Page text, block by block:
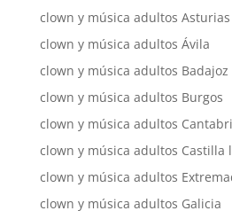
clown y música adultos Asturias
clown y música adultos Ávila
clown y música adultos Badajoz
clown y música adultos Burgos
clown y música adultos
clown y música adultos Castilla
clown y música adultos
clown y música adultos Galicia